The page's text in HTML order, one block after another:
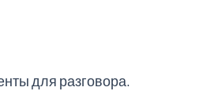
для разговора.